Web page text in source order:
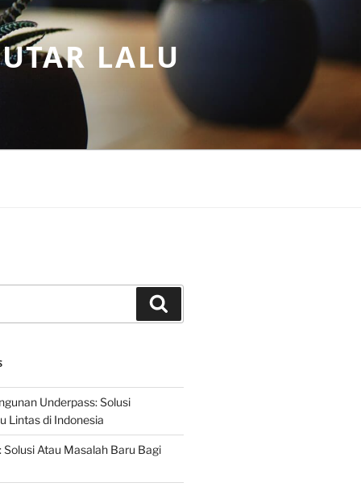
LALU
Underpass: Solusi
Lintas di Indonesia
Solusi Atau Masalah Baru Bagi